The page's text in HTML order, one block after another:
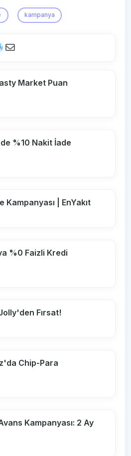
kampanya
Market Puan
%10 Nakit İade
Kampanyası | EnYakıt
%0 Faizli Kredi
Fırsat!
Chip-Para
Kampanyası: 2 Ay